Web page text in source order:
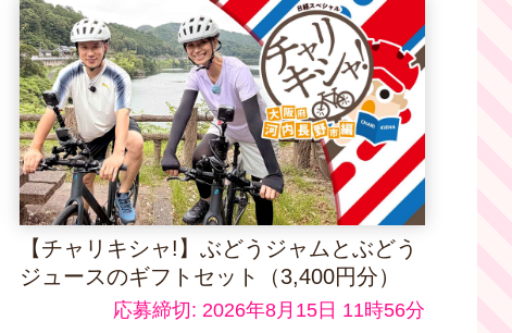
【チャリキシャ!】ぶどうジャムとぶどう
ジュースのギフトセット（3,400円分）
応募締切: 2026年8月15日 11時56分